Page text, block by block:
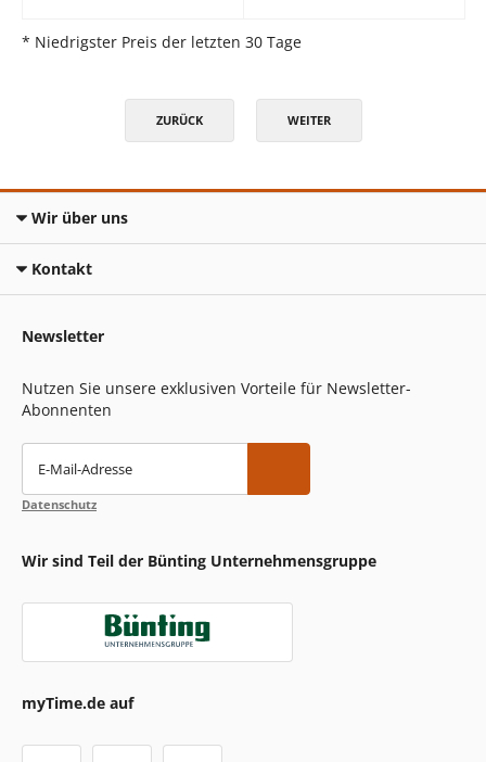
* Niedrigster Preis der letzten 30 Tage
ZURÜCK WEITER
Wir über uns
Kontakt
Newsletter
Nutzen Sie unsere exklusiven Vorteile für Newsletter-
Abonnenten
E-Mail-Adresse
Datenschutz
Wir sind Teil der Bünting Unternehmensgruppe
myTime.de auf